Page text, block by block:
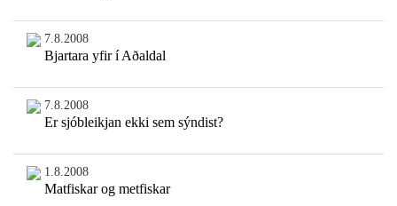
7.8.2008
Bjartara yfir í Aðaldal
7.8.2008
Er sjóbleikjan ekki sem sýndist?
1.8.2008
Matfiskar og metfiskar